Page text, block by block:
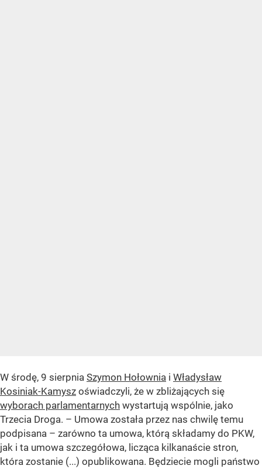
W środę, 9 sierpnia Szymon Hołownia i Władysław
Kosiniak-Kamysz oświadczyli, że w zbliżających się
wyborach parlamentarnych wystartują wspólnie, jako
Trzecia Droga. – Umowa została przez nas chwilę temu
podpisana – zarówno ta umowa, którą składamy do PKW,
jak i ta umowa szczegółowa, licząca kilkanaście stron,
która zostanie (...) opublikowana. Będziecie mogli państwo